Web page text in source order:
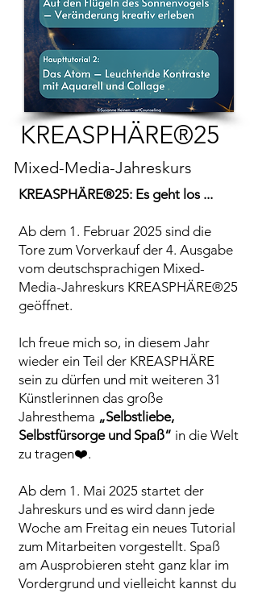
KREASPHÄRE®25
Mixed-Media-Jahreskurs
KREASPHÄRE®25: Es geht los ...
Ab dem 1. Februar 2025 sind die
Tore zum Vorverkauf der 4. Ausgabe
vom deutschsprachigen Mixed-
Media-Jahreskurs KREASPHÄRE®25
geöffnet.
Ich freue mich so, in diesem Jahr
wieder ein Teil der KREASPHÄRE
sein zu dürfen und mit weiteren 31
Künstlerinnen das große
Jahresthema „Selbstliebe,
Selbstfürsorge und Spaß“ in die Welt
zu tragen❤️.
Ab dem 1. Mai 2025 startet der
Jahreskurs und es wird dann jede
Woche am Freitag ein neues Tutorial
zum Mitarbeiten vorgestellt. Spaß
am Ausprobieren steht ganz klar im
Vordergrund und vielleicht kannst du